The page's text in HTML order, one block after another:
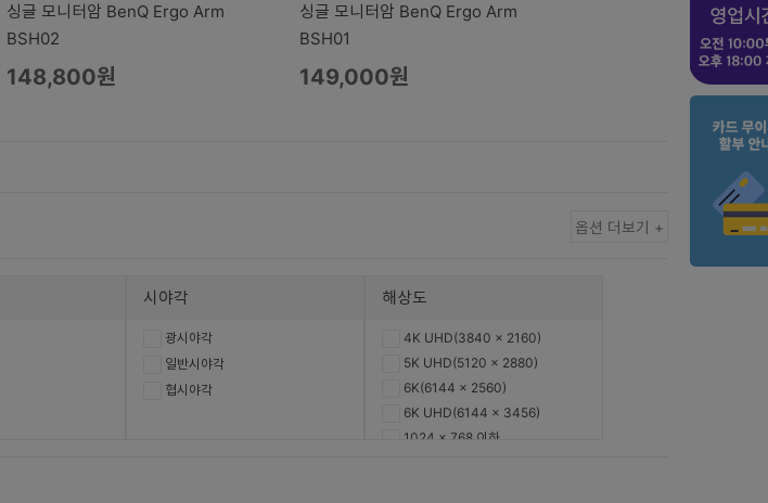
싱글 모니터암 BenQ Ergo Arm
BSH02
148,800원
싱글 모니터암 BenQ Ergo Arm
BSH01
149,000원
옵션 더보기 +
시야각
광시야각
일반시야각
협시야각
해상도
4K UHD(3840 x 2160)
5K UHD(5120 x 2880)
6K(6144 x 2560)
6K UHD(6144 x 3456)
1024 x 768 이하